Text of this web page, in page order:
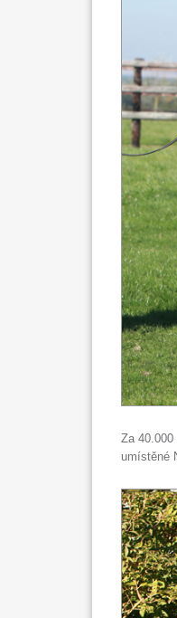
Za
umístěné